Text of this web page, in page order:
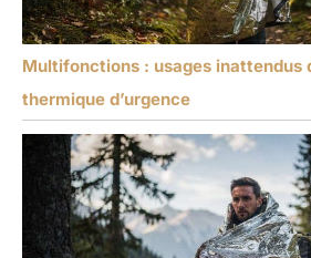
Multifonctions : usages inattendus
thermique d’urgence